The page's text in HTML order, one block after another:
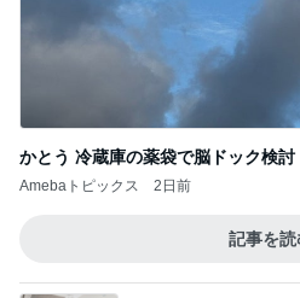
かとう 冷蔵庫の薬袋で脳ドック検討
Amebaトピックス 2日前
記事を読